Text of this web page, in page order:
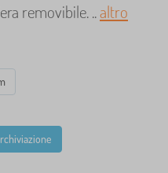
removibile. ..altro